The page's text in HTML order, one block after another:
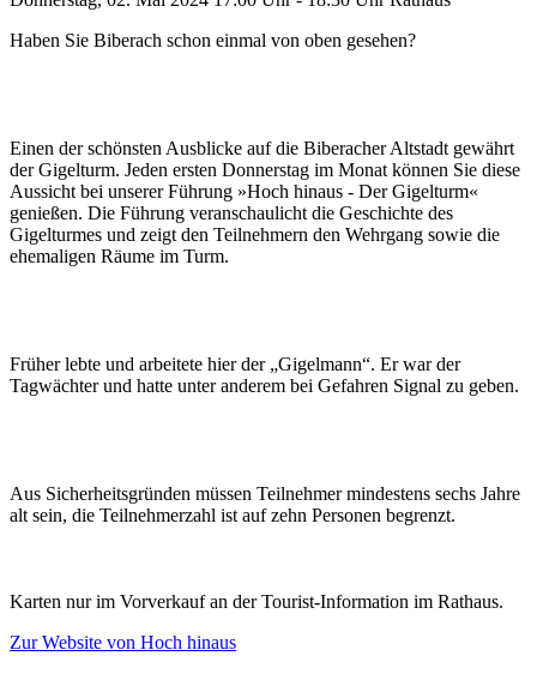
Haben Sie Biberach schon einmal von oben gesehen?
Einen der schönsten Ausblicke auf die Biberacher Altstadt gewährt
der Gigelturm. Jeden ersten Donnerstag im Monat können Sie diese
Aussicht bei unserer Führung »Hoch hinaus - Der Gigelturm«
genießen. Die Führung veranschaulicht die Geschichte des
Gigelturmes und zeigt den Teilnehmern den Wehrgang sowie die
ehemaligen Räume im Turm.
Früher lebte und arbeitete hier der „Gigelmann“. Er war der
Tagwächter und hatte unter anderem bei Gefahren Signal zu geben.
Aus Sicherheitsgründen müssen Teilnehmer mindestens sechs Jahre
alt sein, die Teilnehmerzahl ist auf zehn Personen begrenzt.
Karten nur im Vorverkauf an der Tourist-Information im Rathaus.
Zur Website von Hoch hinaus